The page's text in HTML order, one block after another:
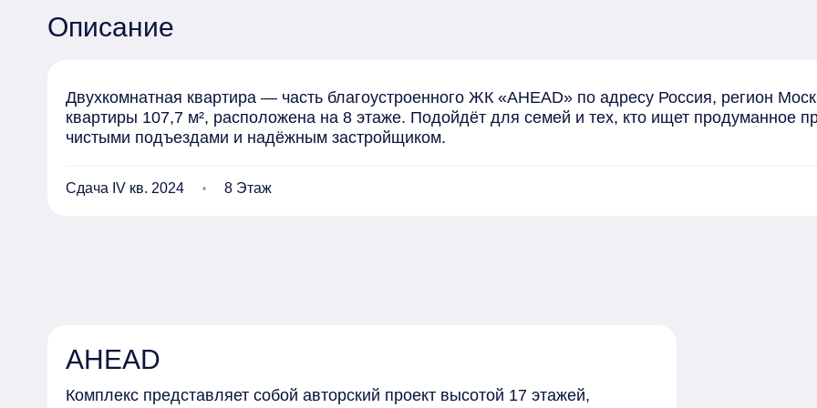
Описание
Двухкомнатная квартира — часть благоустроенного ЖК «AHEAD» по адресу Россия, регион
квартиры 107,7 м², расположена на 8 этаже. Подойдёт для семей и тех, кто ищет продуманное
чистыми подъездами и надёжным застройщиком.
Сдача IV кв. 2024 8 Этаж
AHEAD
Комплекс представляет собой авторский проект высотой 17 этажей,